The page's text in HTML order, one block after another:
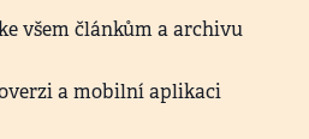
všem článkům a archivu
a mobilní aplikaci